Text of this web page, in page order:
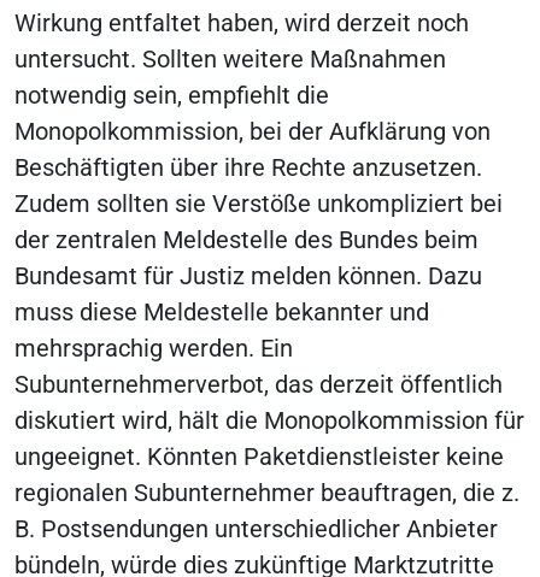
Wirkung entfaltet haben, wird derzeit noch
untersucht. Sollten weitere Maßnahmen
notwendig sein, empfiehlt die
Monopolkommission, bei der Aufklärung von
Beschäftigten über ihre Rechte anzusetzen.
Zudem sollten sie Verstöße unkompliziert bei
der zentralen Meldestelle des Bundes beim
Bundesamt für Justiz melden können. Dazu
muss diese Meldestelle bekannter und
mehrsprachig werden. Ein
Subunternehmerverbot, das derzeit öffentlich
diskutiert wird, hält die Monopolkommission für
ungeeignet. Könnten Paketdienstleister keine
regionalen Subunternehmer beauftragen, die z.
B. Postsendungen unterschiedlicher Anbieter
bündeln, würde dies zukünftige Marktzutritte